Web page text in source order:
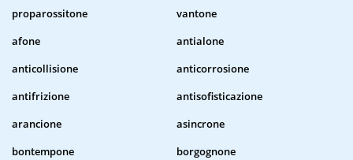
proparossitone
vantone
afone
antialone
anticollisione
anticorrosione
antifrizione
antisofisticazione
arancione
asincrone
bontempone
borgognone